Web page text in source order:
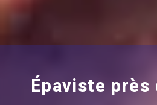
Épaviste près